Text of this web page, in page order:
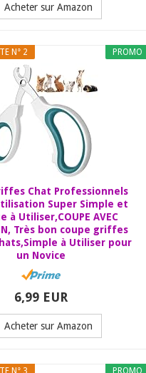
Acheter sur Amazon
PROMO
N° 2
Chat Professionnels
Super Simple et
à Utiliser,COUPE AVEC
Très bon coupe griffes
à Utiliser pour
un Novice
6,99 EUR
Acheter sur Amazon
PROMO
N° 3